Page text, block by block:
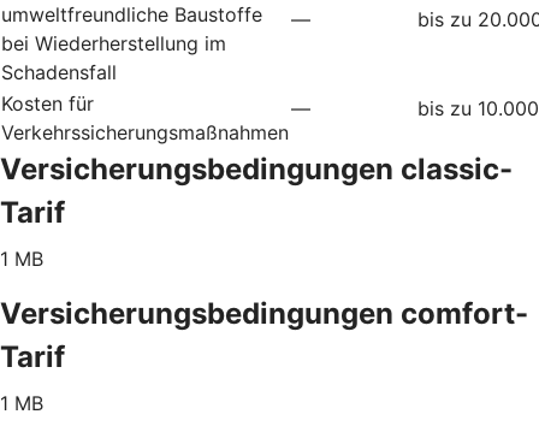
umweltfreundliche Baustoffe
bei Wiederherstellung im
Schadensfall
— bis zu
Kosten für
Verkehrssicherungsmaßnahmen
— bis zu
Versicherungsbedingungen classic-
Tarif
1 MB
Versicherungsbedingungen comfort-
Tarif
1 MB